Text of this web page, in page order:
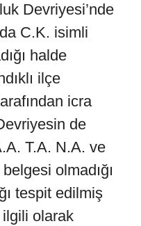
Devriyesi’nde
C.K. isimli
halde
ilçe
icra
de
T.A. N.A. ve
olmadığı
tespit edilmiş
olarak